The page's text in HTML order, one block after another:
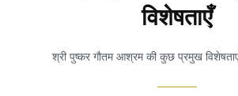
विशेषताएँ
श्री पुष्कर गौतम आश्रम की कुछ प्रमुख